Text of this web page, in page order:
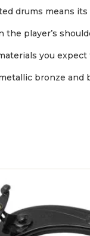
drums means its
player’s
you expect
bronze